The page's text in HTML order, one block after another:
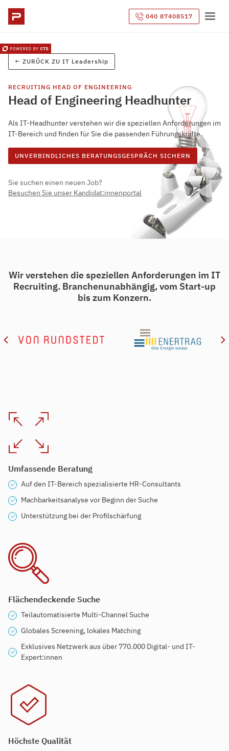
040 87408517
← ZURÜCK ZU IT Leadership
RECRUITING HEAD OF ENGINEERING
Head of Engineering Headhunter
Als IT-Headhunter verstehen wir die speziellen Anforderungen im
IT-Bereich und finden für Sie die passenden Führungskräfte.
UNVERBINDLICHES BERATUNGSGESPRÄCH SICHERN
Sie suchen einen neuen Job?
Besuchen Sie unser Kandidat:innenportal
Wir verstehen die speziellen Anforderungen im IT
Recruiting. Branchenunabhängig, vom Start-up
bis zum Konzern.
Umfassende Beratung
Auf den IT-Bereich spezialisierte HR-Consultants
Machbarkeitsanalyse vor Beginn der Suche
Unterstützung bei der Profilschärfung
Flächendeckende Suche
Teilautomatisierte Multi-Channel Suche
Globales Screening, lokales Matching
Exklusives Netzwerk aus über 770.000 Digital- und IT-
Expert:innen
Höchste Qualität